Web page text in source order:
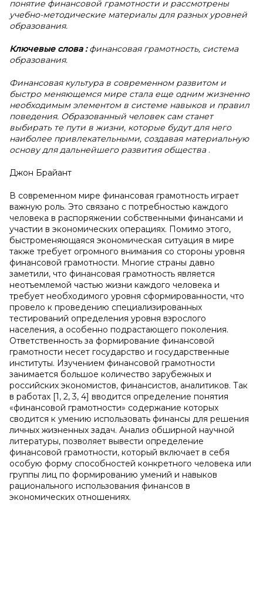
понятие финансовой грамотности и рассмотрены
учебно-методические материалы для разных уровней
образования.
Ключевые слова :финансовая грамотность, система
образования.
Финансовая культура в современном развитом и
быстро меняющемся мире стала еще одним жизненно
необходимым элементом в системе навыков и правил
поведения. Образованный человек сам станет
выбирать те пути в жизни, которые будут для него
наиболее привлекательными, создавая материальную
основу для дальнейшего развития общества .
Джон Брайант
В современном мире финансовая грамотность играет
важную роль. Это связано с потребностью каждого
человека в распоряжении собственными финансами и
участии в экономических операциях. Помимо этого,
быстроменяющаяся экономическая ситуация в мире
также требует огромного внимания со стороны уровня
финансовой грамотности. Многие страны давно
заметили, что финансовая грамотность является
неотъемлемой частью жизни каждого человека и
требует необходимого уровня сформированности, что
провело к проведению специализированных
тестирований определения уровня взрослого
населения, а особенно подрастающего поколения.
Ответственность за формирование финансовой
грамотности несет государство и государственные
институты. Изучением финансовой грамотности
занимается большое количество зарубежных и
российских экономистов, финансистов, аналитиков. Так
в работах [1, 2, 3, 4] вводится определение понятия
«финансовой грамотности» содержание которых
сводится к умению использовать финансы для решения
личных жизненных задач. Анализ обширной научной
литературы, позволяет вывести определение
финансовой грамотности, который включает в себя
особую форму способностей конкретного человека или
группы лиц по формированию умений и навыков
рационального использования финансов в
экономических отношениях.